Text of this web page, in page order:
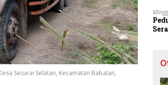
Securai Selatan, Kecamatan Babalan,